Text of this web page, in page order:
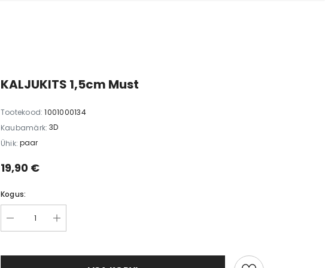
KALJUKITS 1,5cm Must
Tootekood: 1001000134
Kaubamärk: 3D
Ühik: paar
19,90 €
Kogus: